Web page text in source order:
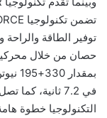
حصان من خلال
التكنولوجيا خطوة